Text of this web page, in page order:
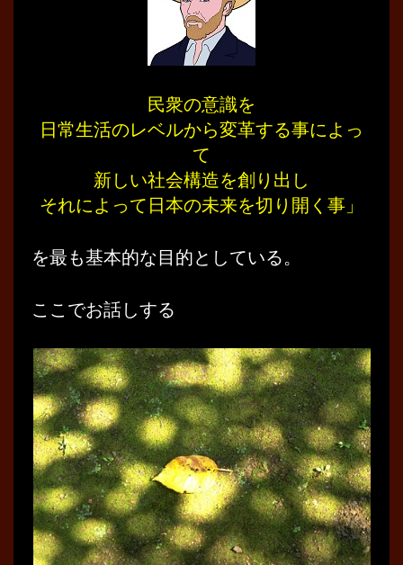
民衆の意識を
日常生活のレベルから変革する事によっ
て
新しい社会構造を創り出し
それによって日本の未来を切り開く事」
を最も基本的な目的としている。
ここでお話しする